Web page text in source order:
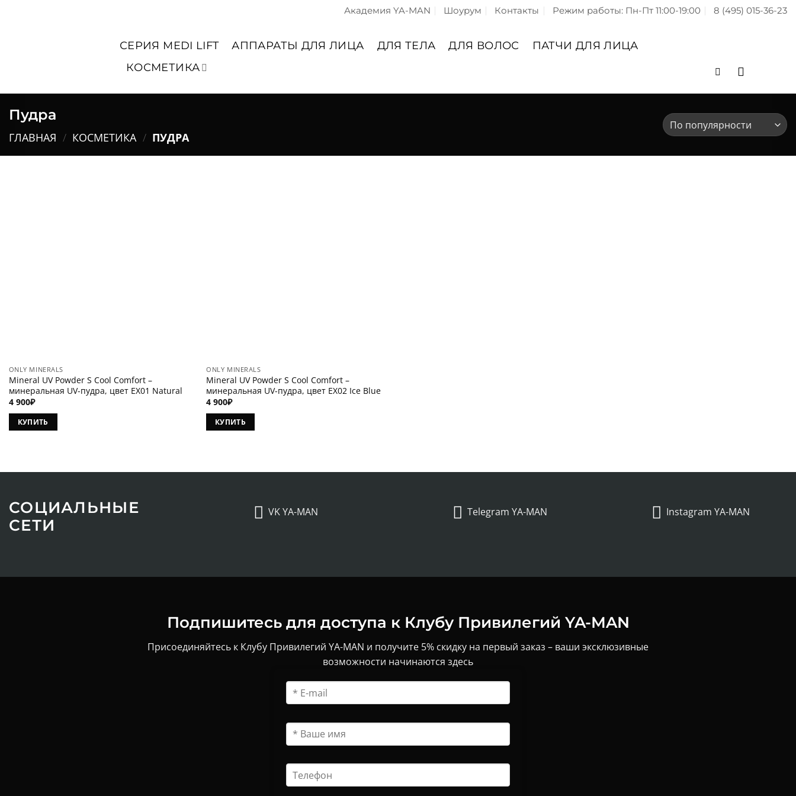
Академия YA-MAN Шоурум Контакты Режим работы: Пн-Пт 11:00-19:00 8 (495) 015-36-23
СЕРИЯ MEDI LIFT АППАРАТЫ ДЛЯ ЛИЦА ДЛЯ ТЕЛА ДЛЯ ВОЛОС
ПАТЧИ ДЛЯ ЛИЦА
КОСМЕТИКА
Пудра
ГЛАВНАЯ / КОСМЕТИКА / ПУДРА
ONLY MINERALS
Mineral UV Powder S Cool Comfort –
минеральная UV-пудра, цвет EX01 Natural
4 900₽
КУПИТЬ
ONLY MINERALS
Mineral UV Powder S Cool Comfort –
минеральная UV-пудра, цвет EX02 Ice Blue
4 900₽
КУПИТЬ
СОЦИАЛЬНЫЕ
СЕТИ
VK YA-MAN Telegram YA-MAN Instagram YA-MAN
Подпишитесь для доступа к Клубу Привилегий YA-MAN
Присоединяйтесь к Клубу Привилегий YA-MAN и получите 5% скидку на первый заказ – ваши эксклюзивные
возможности начинаются здесь